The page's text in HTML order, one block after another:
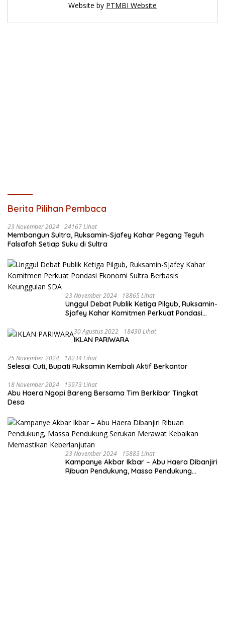
Website by PTMBI Website
Berita Pilihan Pembaca
23 November 2024 24167 Lihat
Membangun Sultra, Ruksamin-Sjafey Kahar Pegang Teguh
Falsafah Setiap Suku di Sultra
23 November 2024 18865 Lihat
Unggul Debat Publik Ketiga Pilgub, Ruksamin-
Sjafey Kahar Komitmen Perkuat Pondasi
30 Agustus 2022 18430 Lihat
IKLAN PARIWARA
25 November 2024 18234 Lihat
Selesai Cuti, Bupati Ruksamin Kembali Aktif Berkantor
18 November 2024 15973 Lihat
Abu Haera Ngopi Bareng Bersama Tim Berkibar Tingkat
Desa
23 November 2024 15883 Lihat
Kampanye Akbar Ikbar – Abu Haera Dibanjiri
Ribuan Pendukung, Massa Pendukung